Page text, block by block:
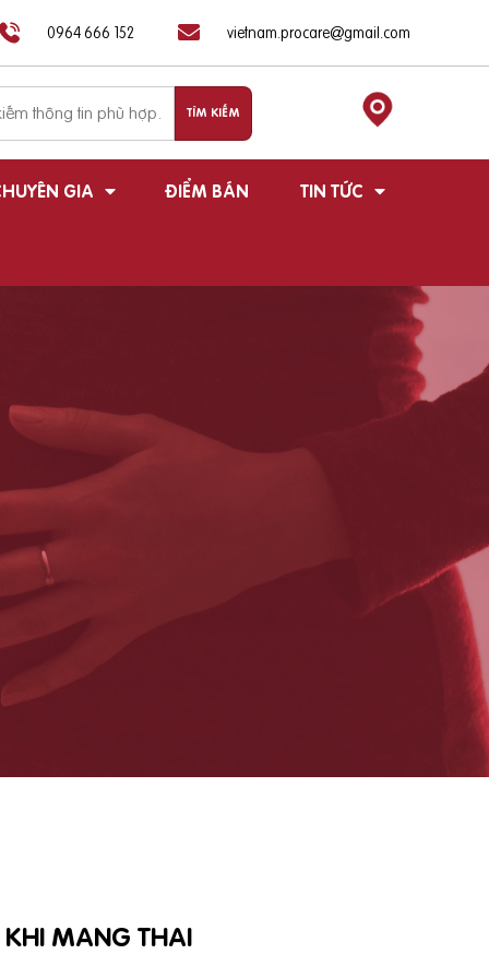
0964 666 152 vietnam.procare@gmail.com
GIA ĐIỂM BÁN TIN TỨC
MANG THAI